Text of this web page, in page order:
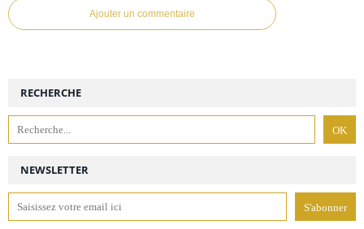
Ajouter un commentaire
NEWSLETTER
RECHERCHE